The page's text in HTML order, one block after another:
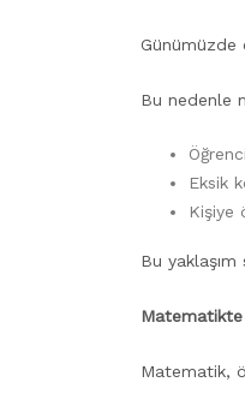
Günümüzde
Bu nedenle
Eksik
Kişiye
Bu
Matematikte
Matematik,